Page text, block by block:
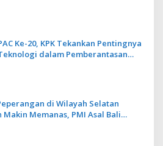
Ke-20, KPK Tekankan Pentingnya
dalam Pemberantasan
di Wilayah Selatan
Makin Memanas, PMI Asal Bali